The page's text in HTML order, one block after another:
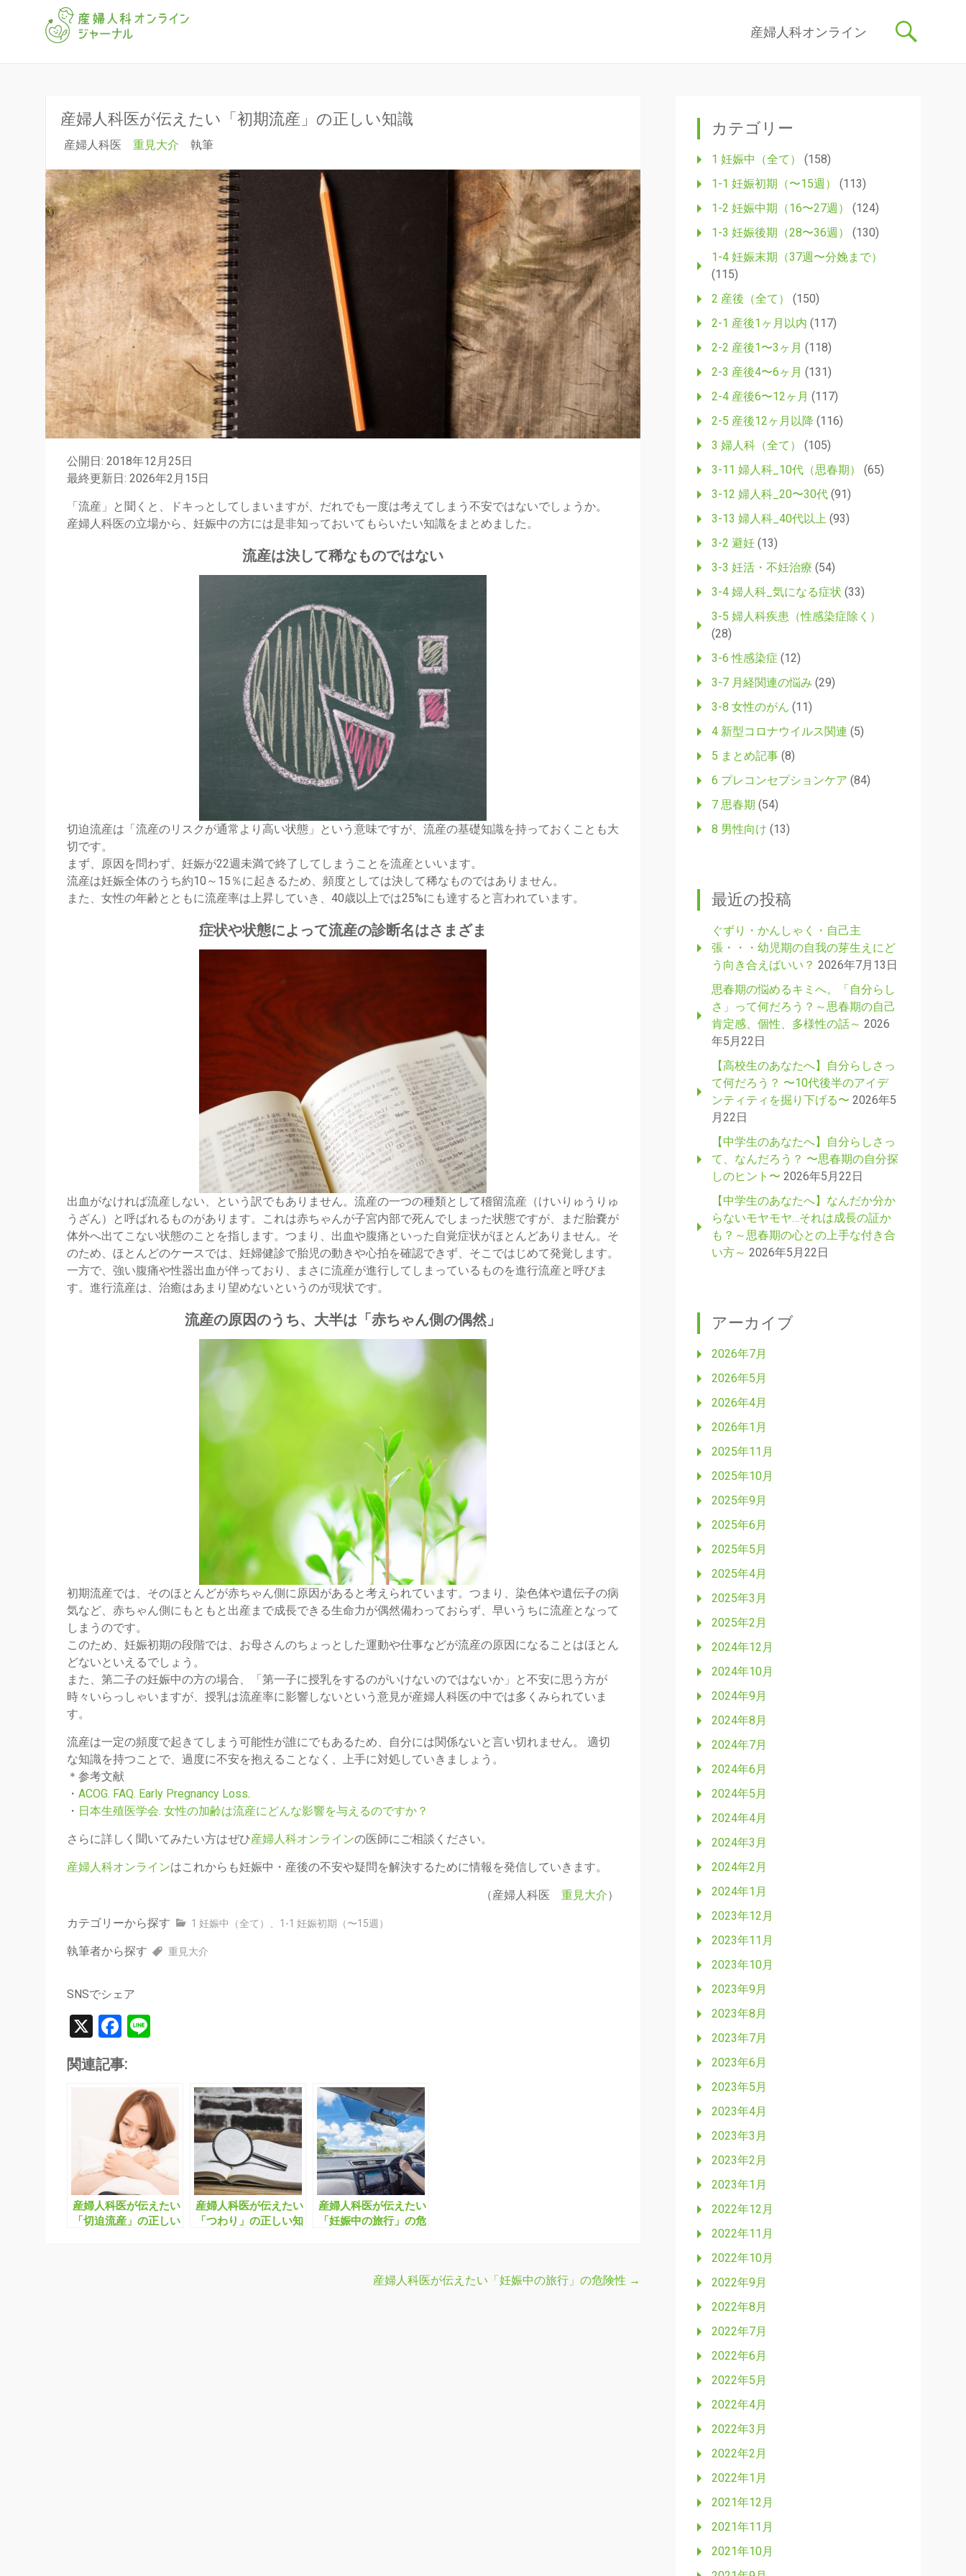
ン
ス
ッ
プ
産婦人科オンライン
産婦人科医が伝えたい「初期流産」の正しい知識
産婦人科医 重見大介 執筆
公開日: 2018年12月25日
最終更新日: 2026年2月15日
「流産」と聞くと、ドキっとしてしまいますが、だれでも一度は考えてしまう不安ではないでしょうか。
産婦人科医の立場から、妊娠中の方には是非知っておいてもらいたい知識をまとめました。
流産は決して稀なものではない
切迫流産は「流産のリスクが通常より高い状態」という意味ですが、流産の基礎知識を持っておくことも大
切です。
まず、原因を問わず、妊娠が22週未満で終了してしまうことを流産といいます。
流産は妊娠全体のうち約10～15％に起きるため、頻度としては決して稀なものではありません。
また、女性の年齢とともに流産率は上昇していき、40歳以上では25%にも達すると言われています。
症状や状態によって流産の診断名はさまざま
出血がなければ流産しない、という訳でもありません。流産の一つの種類として稽留流産（けいりゅうりゅ
うざん）と呼ばれるものがあります。これは赤ちゃんが子宮内部で死んでしまった状態ですが、まだ胎嚢が
体外へ出てこない状態のことを指します。つまり、出血や腹痛といった自覚症状がほとんどありません。そ
のため、ほとんどのケースでは、妊婦健診で胎児の動きや心拍を確認できず、そこではじめて発覚します。
一方で、強い腹痛や性器出血が伴っており、まさに流産が進行してしまっているものを進行流産と呼びま
す。進行流産は、治癒はあまり望めないというのが現状です。
流産の原因のうち、大半は「赤ちゃん側の偶然」
初期流産では、そのほとんどが赤ちゃん側に原因があると考えられています。つまり、染色体や遺伝子の病
気など、赤ちゃん側にもともと出産まで成長できる生命力が偶然備わっておらず、早いうちに流産となって
しまうのです。
このため、妊娠初期の段階では、お母さんのちょっとした運動や仕事などが流産の原因になることはほとん
どないといえるでしょう。
また、第二子の妊娠中の方の場合、「第一子に授乳をするのがいけないのではないか」と不安に思う方が
時々いらっしゃいますが、授乳は流産率に影響しないという意見が産婦人科医の中では多くみられていま
す。
流産は一定の頻度で起きてしまう可能性が誰にでもあるため、自分には関係ないと言い切れません。 適切
な知識を持つことで、過度に不安を抱えることなく、上手に対処していきましょう。
＊参考文献
・ ACOG. FAQ. Early Pregnancy Loss.
・ 日本生殖医学会. 女性の加齢は流産にどんな影響を与えるのですか？
さらに詳しく聞いてみたい方はぜひ産婦人科オンラインの医師にご相談ください。
産婦人科オンラインはこれからも妊娠中・産後の不安や疑問を解決するために情報を発信していきます。
（産婦人科医重見大介）
カテゴリーから探す 1 妊娠中（全て） 1-1 妊娠初期（〜15週）
執筆者から探す 重見大介
SNSでシェア
X Facebook
関連記事:
産婦人科医が伝えたい
「切迫流産」の正しい
産婦人科医が伝えたい
「つわり」の正しい知
産婦人科医が伝えたい
「妊娠中の旅行」の危
産婦人科医が伝えたい「妊娠中の旅行」の危険性 →
カテゴリー
1 妊娠中（全て）
(158)
1-1 妊娠初期（〜15週）
(113)
1-2 妊娠中期（16〜27週）
(124)
1-3 妊娠後期（28〜36週）
(130)
1-4 妊娠末期（37週〜分娩まで）
(115)
2 産後（全て）
(150)
2-1 産後1ヶ月以内 (117)
2-2 産後1〜3ヶ月 (118)
2-3 産後4〜6ヶ月 (131)
2-4 産後6〜12ヶ月 (117)
2-5 産後12ヶ月以降 (116)
3 婦人科（全て）
(105)
3-11 婦人科_10代（思春期）
(65)
3-12 婦人科_20〜30代(91)
3-13 婦人科_40代以上 (93)
3-2 避妊(13)
3-3 妊活・不妊治療 (54)
3-4 婦人科_気になる症状 (33)
3-5 婦人科疾患（性感染症除く）
(28)
3-6 性感染症 (12)
3-7 月経関連の悩み (29)
3-8 女性のがん (11)
4 新型コロナウイルス関連 (5)
5 まとめ記事(8)
6 プレコンセプションケア (84)
7 思春期 (54)
8 男性向け (13)
最近の投稿
ぐずり・かんしゃく・自己主
張・・・幼児期の自我の芽生えにど
う向き合えばいい？ 2026年7月13日
思春期の悩めるキミへ。「自分らし
さ」って何だろう？～思春期の自己
肯定感、個性、多様性の話～ 2026
年5月22日
【高校生のあなたへ】自分らしさっ
て何だろう？ 〜10代後半のアイデ
ンティティを掘り下げる〜 2026年5
月22日
【中学生のあなたへ】自分らしさっ
て、なんだろう？ 〜思春期の自分探
しのヒント〜 2026年5月22日
【中学生のあなたへ】なんだか分か
らないモヤモヤ…それは成長の証か
も？～思春期の心との上手な付き合
い方～ 2026年5月22日
アーカイブ
2026年7月
2026年5月
2026年4月
2026年1月
2025年11月
2025年10月
2025年9月
2025年6月
2025年5月
2025年4月
2025年3月
2025年2月
2024年12月
2024年10月
2024年9月
2024年8月
2024年7月
2024年6月
2024年5月
2024年4月
2024年3月
2024年2月
2024年1月
2023年12月
2023年11月
2023年10月
2023年9月
2023年8月
2023年7月
2023年6月
2023年5月
2023年4月
2023年3月
2023年2月
2023年1月
2022年12月
2022年11月
2022年10月
2022年9月
2022年8月
2022年7月
2022年6月
2022年5月
2022年4月
2022年3月
2022年2月
2022年1月
2021年12月
2021年11月
2021年10月